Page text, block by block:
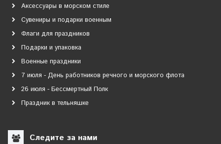
Аксессуары в морском стиле
Сувениры и подарки военным
Флаги для праздников
Подарки и упаковка
Военные праздники
7 июля - День работников речного и морского флота
26 июля - Бессмертный Полк
Праздник в тельняшке
Следите за нами